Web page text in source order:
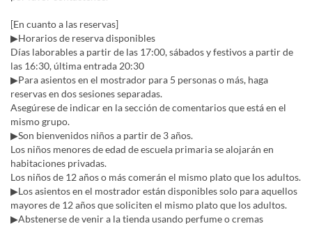
[En cuanto a las reservas]
▶Horarios de reserva disponibles
Días laborables a partir de las 17:00, sábados y festivos a partir de
las 16:30, última entrada 20:30
▶Para asientos en el mostrador para 5 personas o más, haga
reservas en dos sesiones separadas.
Asegúrese de indicar en la sección de comentarios que está en el
mismo grupo.
▶Son bienvenidos niños a partir de 3 años.
Los niños menores de edad de escuela primaria se alojarán en
habitaciones privadas.
Los niños de 12 años o más comerán el mismo plato que los adultos.
▶Los asientos en el mostrador están disponibles solo para aquellos
mayores de 12 años que soliciten el mismo plato que los adultos.
▶Abstenerse de venir a la tienda usando perfume o cremas